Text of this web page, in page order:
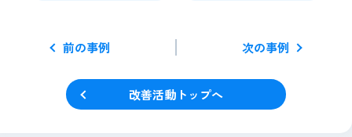
前の事例 次の事例
改善活動トップへ